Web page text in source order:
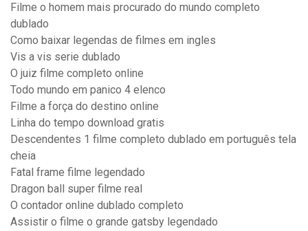
Filme o homem mais procurado do mundo completo
dublado
Como baixar legendas de filmes em ingles
Vis a vis serie dublado
O juiz filme completo online
Todo mundo em panico 4 elenco
Filme a força do destino online
Linha do tempo download gratis
Descendentes 1 filme completo dublado em português tela
cheia
Fatal frame filme legendado
Dragon ball super filme real
O contador online dublado completo
Assistir o filme o grande gatsby legendado